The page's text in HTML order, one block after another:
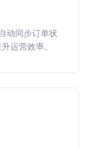
动同步订单状
运营效率。